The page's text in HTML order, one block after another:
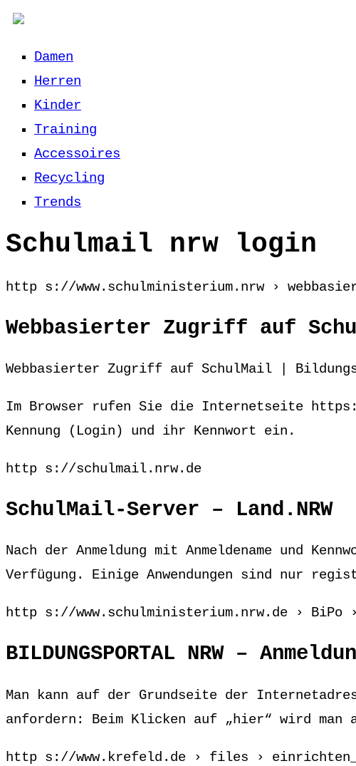
Damen
Herren
Kinder
Training
Accessoires
Recycling
Trends
Schulmail nrw login
http s://www.schulministerium.nrw ›
Webbasierter Zugriff auf
Webbasierter Zugriff auf SchulMail |
Im Browser rufen Sie die Internetseite
Kennung (Login) und ihr Kennwort ein.
http s://schulmail.nrw.de
SchulMail-Server – Land.NRW
Nach der Anmeldung mit Anmeldename und
Verfügung. Einige Anwendungen sind nur
http s://www.schulministerium.nrw.de › BiPo ›
BILDUNGSPORTAL NRW –
Man kann auf der Grundseite der
anfordern: Beim Klicken auf „hier“ wird man
http s://www.krefeld.de › files ›